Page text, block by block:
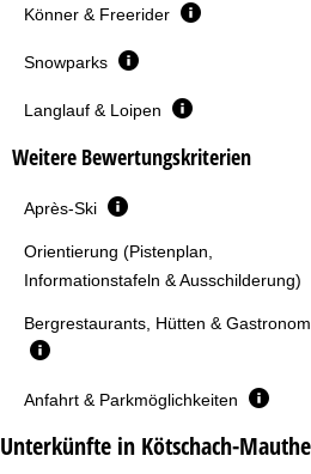
Könner & Freerider
Snowparks
Langlauf & Loipen
Weitere Bewertungskriterien
Après-Ski
Orientierung (Pistenplan,
Informationstafeln & Ausschilderung)
Bergrestaurants, Hütten &
Anfahrt & Parkmöglichkeiten
Unterkünfte in Kötschach-